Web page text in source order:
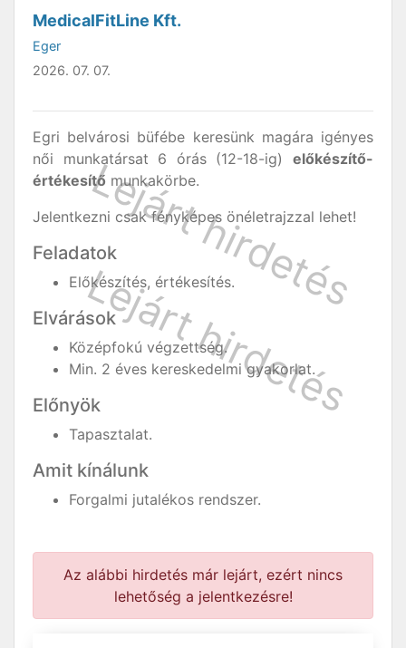
MedicalFitLine Kft.
Eger
2026. 07. 07.
Egri belvárosi büfébe keresünk magára igényes
női munkatársat 6 órás (12-18-ig) előkészítő-
értékesítő munkakörbe.
Jelentkezni csak fényképes önéletrajzzal lehet!
Feladatok
Előkészítés, értékesítés.
Elvárások
Középfokú végzettség.
Min. 2 éves kereskedelmi gyakorlat.
Előnyök
Tapasztalat.
Amit kínálunk
Forgalmi jutalékos rendszer.
Az alábbi hirdetés már lejárt, ezért nincs
lehetőség a jelentkezésre!